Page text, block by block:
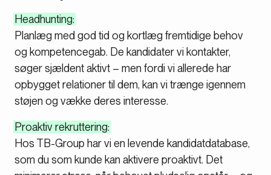
Headhunting:
Planlæg med god tid og kortlæg fremtidige behov
og kompetencegab. De kandidater vi kontakter,
søger sjældent aktivt – men fordi vi allerede har
opbygget relationer til dem, kan vi trænge igennem
støjen og vække deres interesse.
Proaktiv rekruttering:
Hos TB-Group har vi en levende kandidatdatabase,
som du som kunde kan aktivere proaktivt. Det